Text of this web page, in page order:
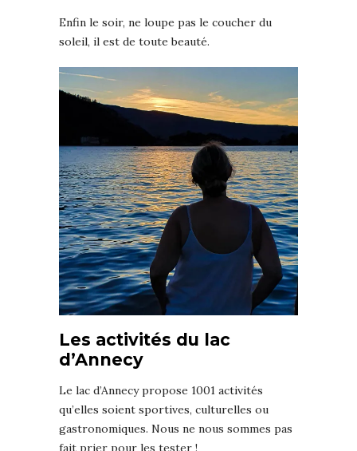
Enfin le soir, ne loupe pas le coucher du
soleil, il est de toute beauté.
Les activités du lac
d’Annecy
Le lac d’Annecy propose 1001 activités
qu’elles soient sportives, culturelles ou
gastronomiques. Nous ne nous sommes pas